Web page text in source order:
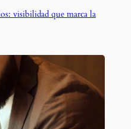
visibilidad que marca la